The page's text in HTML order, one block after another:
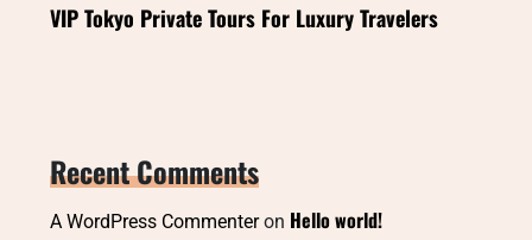
VIP Tokyo Private Tours For Luxury Travelers
Recent Comments
A WordPress Commenteron Hello world!